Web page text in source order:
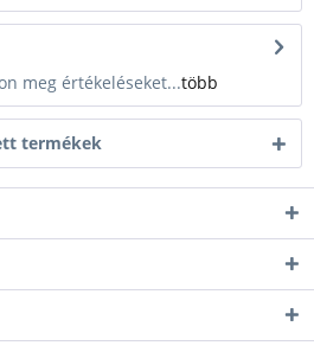
meg értékeléseket...több
termékek